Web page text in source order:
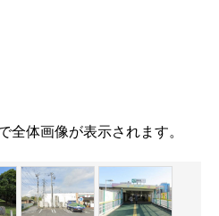
全体画像が表示されます。